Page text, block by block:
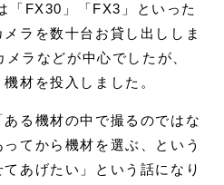
「FX30」「FX3」といった
ラを数十台お貸し出ししま
ラなどが中心でしたが、
材を投入しました。
る機材の中で撮るのではな
てから機材を選ぶ、という
あげたい」という話になり